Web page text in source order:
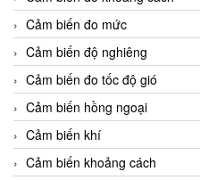
Cảm biến đo mức
Cảm biến độ nghiêng
Cảm biến đo tốc độ gió
Cảm biến hồng ngoại
Cảm biến khí
Cảm biến khoảng cách